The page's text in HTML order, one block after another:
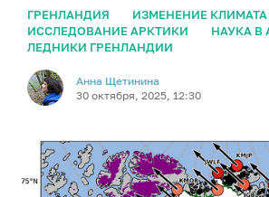
ГРЕНЛАНДИЯ
ИЗМЕНЕНИЕ КЛИМАТА
ИССЛЕДОВАНИЕ АРКТИКИ
НАУКА В
ЛЕДНИКИ ГРЕНЛАНДИИ
Анна Щетинина
30 октября, 2025, 12:30